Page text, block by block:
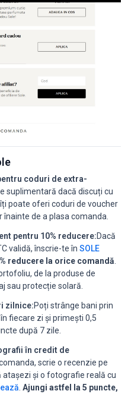
coduri de extra-
suplimentară dacă discuți cu
poate oferi coduri de voucher
de a plasa comanda.
pentru 10% reducere:Dacă
validă, înscrie-te în SOLE
reducere la orice comandă
de la produse de
sau protecție solară.
zilnice:Poți strânge bani prin
fiecare zi și primești 0,5
după 7 zile.
în credit de
scrie o recenzie pe
atașezi și o fotografie reală cu
Ajungi astfel la 5 puncte,